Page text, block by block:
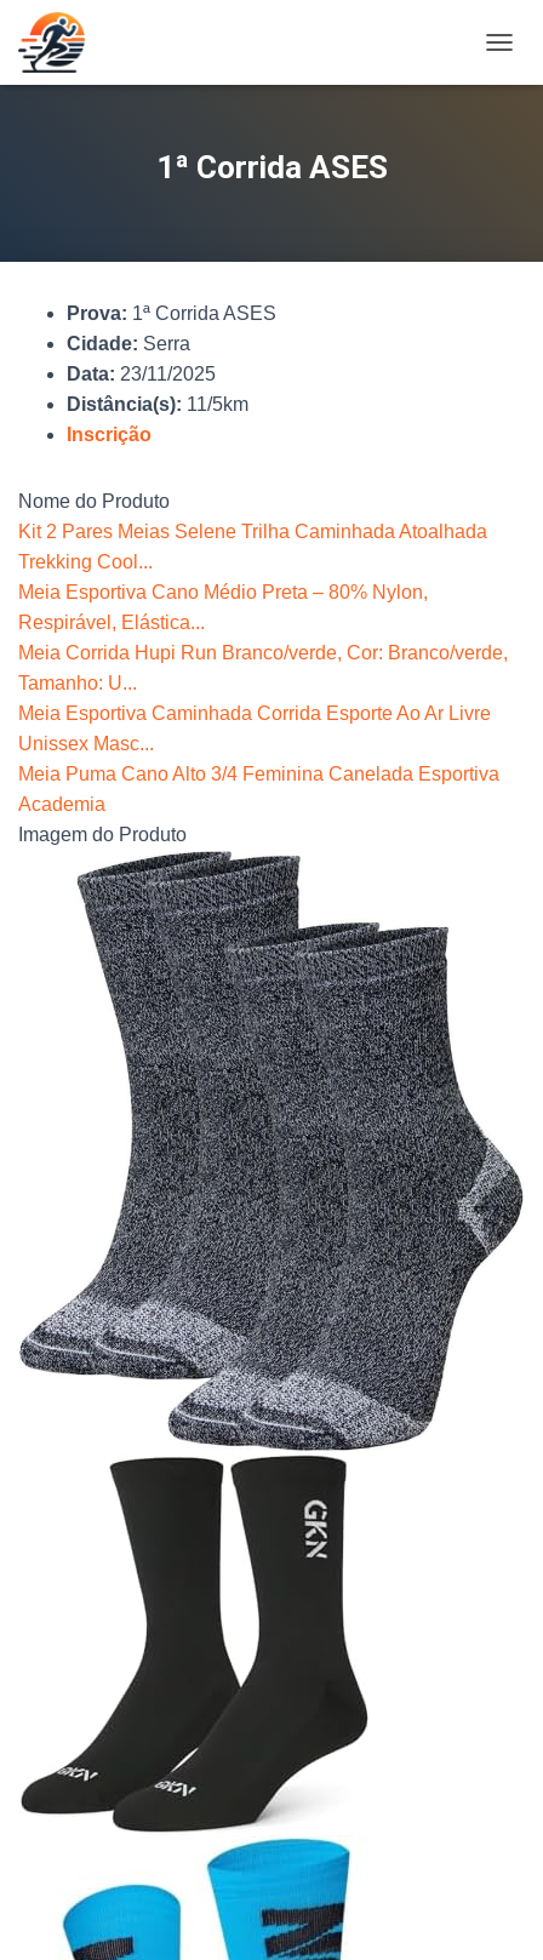
L
1ª Corrida ASES
Prova: 1ª Corrida ASES
Cidade: Serra
Data: 23/11/2025
Distância(s): 11/5km
Inscrição
Nome do Produto
Kit 2 Pares Meias Selene Trilha Caminhada Atoalhada
Trekking Cool...
Meia Esportiva Cano Médio Preta – 80% Nylon,
Respirável, Elástica...
Meia Corrida Hupi Run Branco/verde, Cor: Branco/verde,
Tamanho: U...
Meia Esportiva Caminhada Corrida Esporte Ao Ar Livre
Unissex Masc...
Meia Puma Cano Alto 3/4 Feminina Canelada Esportiva
Academia
Imagem do Produto